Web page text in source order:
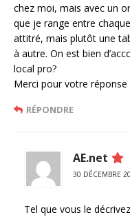
chez moi, mais avec un
que je range entre
attitré, mais plutôt une
à autre. On est bien
local pro?
Merci pour votre réponse
RÉPONDRE
AE.net
30 DÉCEMBRE
Tel que vous le